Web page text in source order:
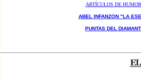
ARTÍCULOS DE HUMOR
ABEL INFANZON "LA
PUNTAS DEL